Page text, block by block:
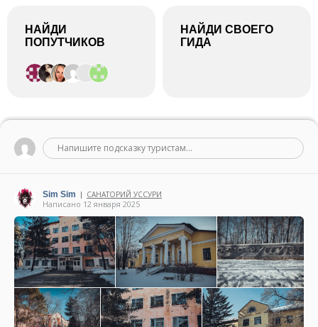
НАЙДИ
ПОПУТЧИКОВ
НАЙДИ СВОЕГО
ГИДА
Напишите подсказку туристам...
Sim Sim | САНАТОРИЙ УССУРИ
Написано 12 января 2025